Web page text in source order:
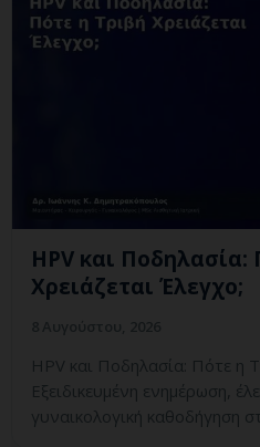
HPV και Ποδηλασία:
Χρειάζεται Έλεγχο;
HPV και Ποδηλασία: Πότε η
Εξειδικευμένη ενημέρωση,
γυναικολογική καθοδήγηση